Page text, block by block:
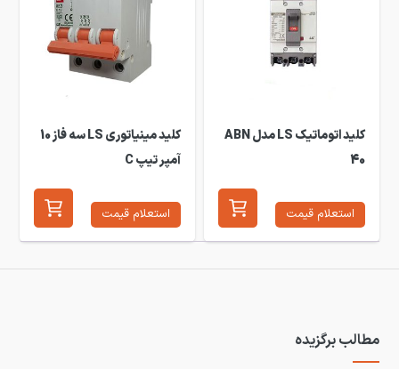
کلید اتوماتیک LS مدل ABN
40
استعلام قیمت
کلید مینیاتوری LS سه فاز 10
آمپر تیپ C
استعلام قیمت
مطالب برگزیده